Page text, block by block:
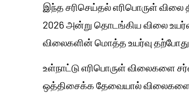
இந்த சரிசெய்தல் எரிபொருள்
2026 அன்று தொடங்கிய விலை
விலைகளின் மொத்த உயர்வு தற்போது
உள்நாட்டு எரிபொருள் விலைகளை
ஒத்திசைக்க தேவையால் விலைகளை